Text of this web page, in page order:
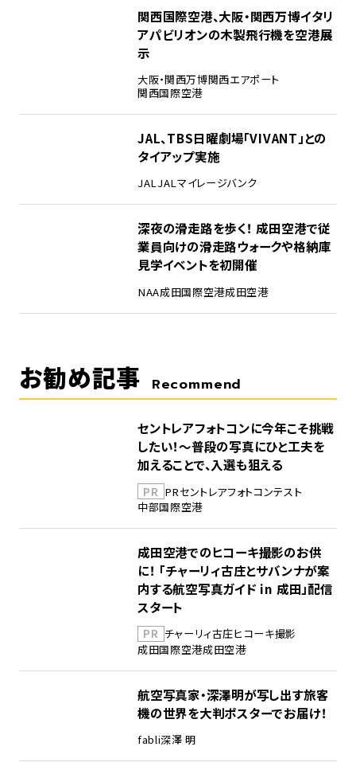
関西国際空港、大阪・関西万博イタリ
アパビリオンの木製飛行機を空港展
示
大阪・関西万博関西エアポート
関西国際空港
JAL、TBS日曜劇場「VIVANT」との
タイアップ実施
JALJALマイレージバンク
深夜の滑走路を歩く！ 成田空港で従
業員向けの滑走路ウォークや格納庫
見学イベントを初開催
NAA成田国際空港成田空港
お勧め記事 Recommend
セントレアフォトコンに今年こそ挑戦
したい！～普段の写真にひと工夫を
加えることで、入選も狙える
PR PRセントレアフォトコンテスト
中部国際空港
成田空港でのヒコーキ撮影のお供
に！ 「チャーリィ古庄とサバンナが案
内する航空写真ガイド in 成田」配信
スタート
PR チャーリィ古庄ヒコーキ撮影
成田国際空港成田空港
航空写真家・深澤明が写し出す旅客
機の世界を大判ポスターでお届け！
fabli深澤 明